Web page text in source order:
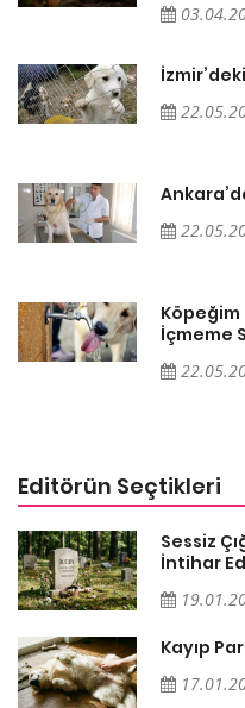
Köpeğim
İçmeme
Editörün Seçtikleri
Sessiz
İntihar
Kayıp